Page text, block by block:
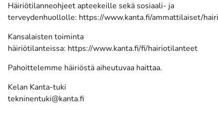
Häiriötilanneohjeet apteekeille sekä sosiaali- ja
terveydenhuollolle: https://www.kanta.fi/ammattilaiset/
Kansalaisten toiminta
häiriötilanteissa: https://www.kanta.fi/fi/hairiotilanteet
Pahoittelemme häiriöstä aiheutuvaa haittaa.
Kelan Kanta-tuki
tekninentuki@kanta.fi